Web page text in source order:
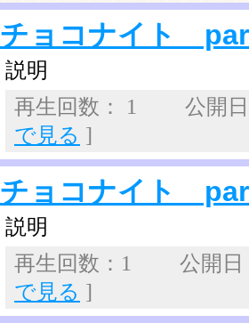
チョコナイト
説明
再生回数： 1 公開
で見る ]
チョコナイト
説明
再生回数：1 公開
で見る ]